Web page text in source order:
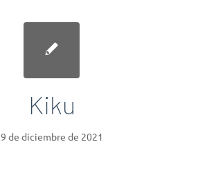
Kiku
9 de diciembre de 2021